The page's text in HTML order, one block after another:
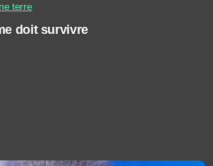
terre
doit survivre